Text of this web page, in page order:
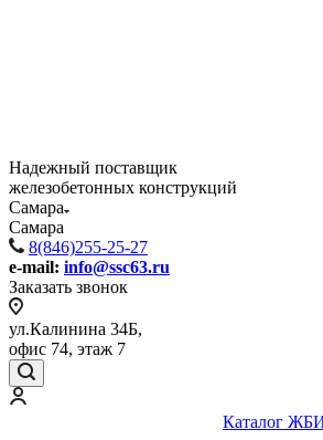
Надежный поставщик
железобетонных конструкций
Самара
Самара
8(846)255-25-27
e-mail: info@ssc63.ru
Заказать звонок
ул.Калинина 34Б,
офис 74, этаж 7
Каталог